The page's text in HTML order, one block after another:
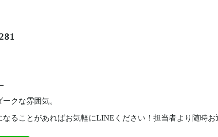
クな雰囲気。
ることがあればお気軽にLINEください！担当者より随時お